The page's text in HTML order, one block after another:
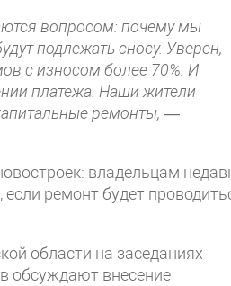
вопросом: почему мы
подлежать сносу. Уверен,
с износом более 70%. И
платежа. Наши жители
ремонты, —
владельцам
ремонт будет
области на заседаниях
обсуждают внесение